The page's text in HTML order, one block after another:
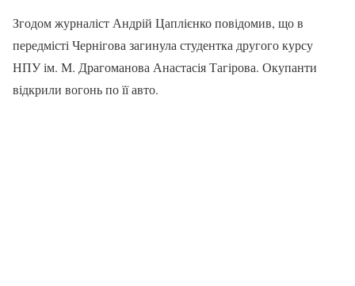
Згодом журналіст Андрій Цаплієнко повідомив, що в
передмісті Чернігова загинула студентка другого курсу
НПУ ім. М. Драгоманова Анастасія Тагірова. Окупанти
відкрили вогонь по її авто.